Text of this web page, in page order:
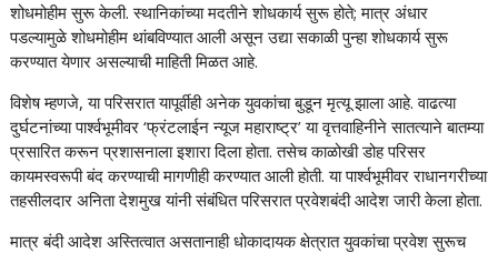
शोधमोहीम सुरू केली. स्थानिकांच्या मदतीने शोधकार्य सुरू होते; मात्र अंधार
पडल्यामुळे शोधमोहीम थांबविण्यात आली असून उद्या सकाळी पुन्हा शोधकार्य सुरू
करण्यात येणार असल्याची माहिती मिळत आहे.
विशेष म्हणजे, या परिसरात यापूर्वीही अनेक युवकांचा बुडून मृत्यू झाला आहे. वाढत्या
दुर्घटनांच्या पार्श्वभूमीवर ‘फ्रंटलाईन न्यूज महाराष्ट्र’ या वृत्तवाहिनीने सातत्याने बातम्या
प्रसारित करून प्रशासनाला इशारा दिला होता. तसेच काळोखी डोह परिसर
कायमस्वरूपी बंद करण्याची मागणीही करण्यात आली होती. या पार्श्वभूमीवर राधानगरीच्या
तहसीलदार अनिता देशमुख यांनी संबंधित परिसरात प्रवेशबंदी आदेश जारी केला होता.
मात्र बंदी आदेश अस्तित्वात असतानाही धोकादायक क्षेत्रात युवकांचा प्रवेश सुरूच